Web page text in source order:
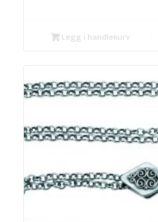
Legg i handlekurv